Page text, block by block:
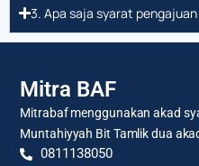
3. Apa saja syarat
Mitra BAF
Mitrabaf menggunakan akad
Muntahiyyah Bit Tamlik dua
0811138050